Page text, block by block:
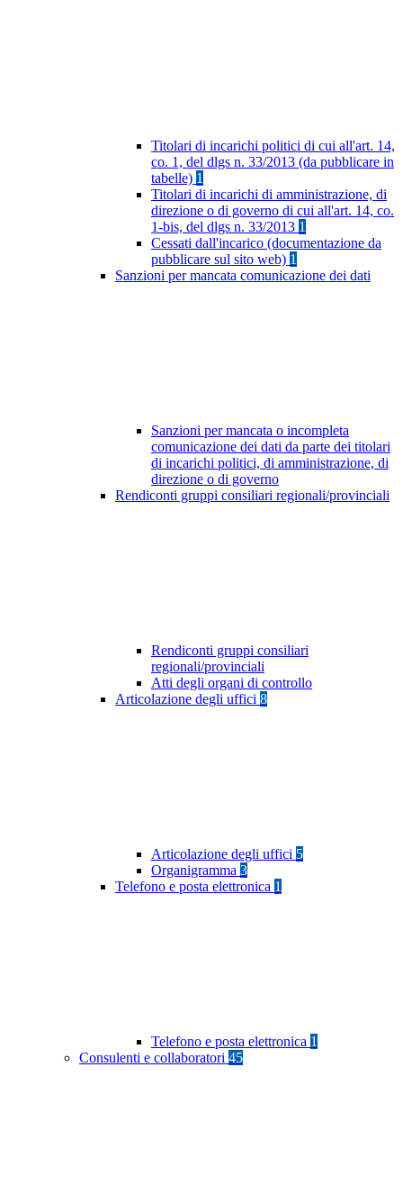
Titolari di incarichi politici di cui all'art. 14,
co. 1, del dlgs n. 33/2013 (da pubblicare in
tabelle) 1
Titolari di incarichi di amministrazione, di
direzione o di governo di cui all'art. 14, co.
1-bis, del dlgs n. 33/2013 1
Cessati dall'incarico (documentazione da
pubblicare sul sito web) 1
Sanzioni per mancata comunicazione dei dati
Sanzioni per mancata o incompleta
comunicazione dei dati da parte dei titolari
di incarichi politici, di amministrazione, di
direzione o di governo
Rendiconti gruppi consiliari regionali/provinciali
Rendiconti gruppi consiliari
regionali/provinciali
Atti degli organi di controllo
Articolazione degli uffici 8
Articolazione degli uffici 5
Organigramma 3
Telefono e posta elettronica 1
Telefono e posta elettronica 1
Consulenti e collaboratori 45